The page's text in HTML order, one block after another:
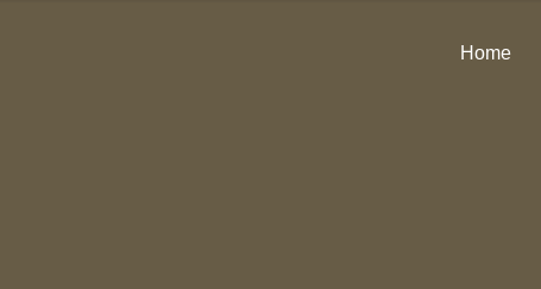
Home